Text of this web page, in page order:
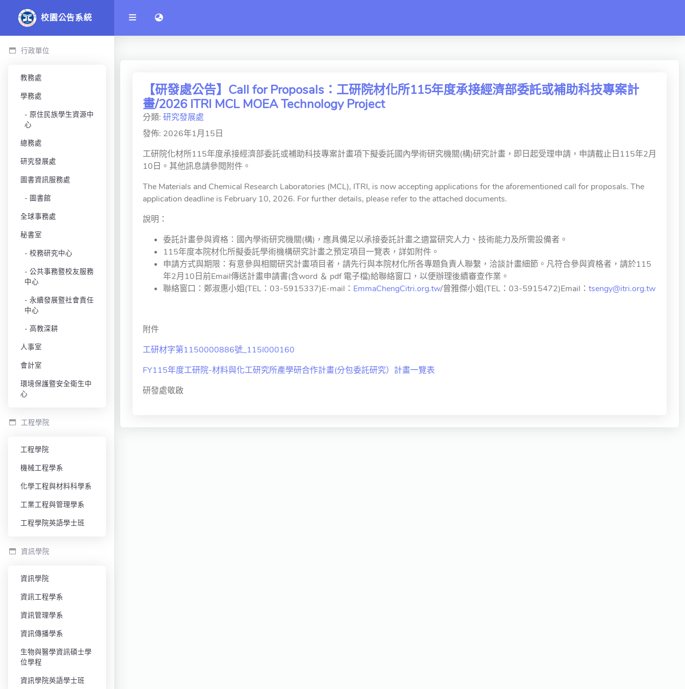
校園公告系統
行政單位
教務處
學務處
原住民族學生資源中
心
總務處
研究發展處
圖書資訊服務處
圖書館
全球事務處
秘書室
校務研究中心
公共事務暨校友服務
中心
永續發展暨社會責任
中心
高教深耕
人事室
會計室
環境保護暨安全衛生中
心
工程學院
工程學院
機械工程學系
化學工程與材料科學系
工業工程與管理學系
工程學院英語學士班
資訊學院
資訊學院
資訊工程學系
資訊管理學系
資訊傳播學系
生物與醫學資訊碩士學
位學程
資訊學院英語學士班
語言切換 language switch
【研發處公告】Call for Proposals：工研院材化所115年度承接經濟部委託或補助科技專案計
畫/2026 ITRI MCL MOEA Technology Project
分類: 研究發展處
發佈: 2026年1月15日
工研院化材所115年度承接經濟部委託或補助科技專案計畫項下擬委託國內學術研究機關(構)研究計畫，即日起受理申請，申請截止日115年2月
10日。其他訊息請參閱附件。
The Materials and Chemical Research Laboratories (MCL), ITRI, is now accepting applications for the aforementioned call for proposals. The
application deadline is February 10, 2026. For further details, please refer to the attached documents.
說明：
委託計畫參與資格：國內學術研究機關(構)，應具備足以承接委託計畫之適當研究人力、技術能力及所需設備者。
115年度本院材化所擬委託學術機構研究計畫之預定項目一覽表，詳如附件。
申請方式與期限：有意參與相關研究計畫項目者，請先行與本院材化所各專題負責人聯繫，洽談計畫細節。凡符合參與資格者，請於115
年2月10日前Email傳送計畫申請書(含word ＆ pdf 電子檔)給聯絡窗口，以便辦理後續審查作業。
聯絡窗口：鄭淑惠小姐(TEL：03-5915337)E-mail： EmmaChengCitri.org.tw/曾雅傑小姐(TEL：03-5915472)Email： tsengy@itri.org.tw
附件
工研材字第1150000886號_115I000160
FY115年度工研院-材料與化工研究所產學研合作計畫(分包委託研究）計畫一覽表
研發處敬啟